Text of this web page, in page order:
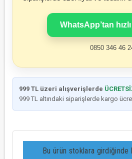
WhatsApp’tan
0850 346 46
999 TL üzeri alışverişlerde
999 TL altındaki siparişlerde kargo
Bu ürün stoklara girdiğinde